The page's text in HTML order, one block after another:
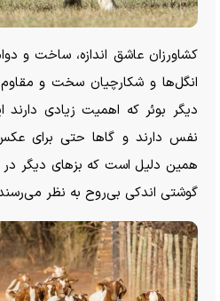
کشاورزان عاشق اندازه، ساخت و
انگل‌ها و شکارچیان سخت و
دیگر بوئر که اهمیت زیادی
نفس دارند و گا‌ها حتی برای
همین دلیل است که بز‌های دیگر
گوشتی اندکی بی‌روح به نظر